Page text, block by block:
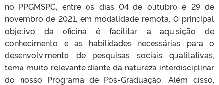
no PPGMSPC, entre os dias 04 de outubro e 29 de
novembro de 2021, em modalidade remota. O principal
objetivo da oficina é facilitar a aquisição de
conhecimento e as habilidades necessárias para o
desenvolvimento de pesquisas sociais qualitativas,
tema muito relevante diante da natureza interdisciplinar
do nosso Programa de Pós-Graduação. Além disso,